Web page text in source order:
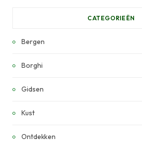
CATEGORIEËN
Bergen
Borghi
Gidsen
Kust
Ontdekken